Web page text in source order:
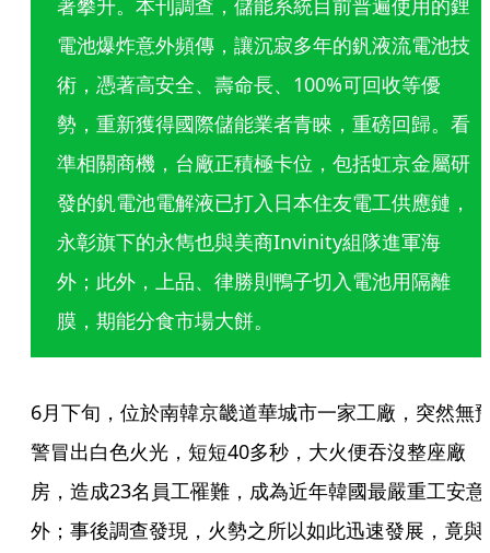
著攀升。本刊調查，儲能系統目前普遍使用的鋰
電池爆炸意外頻傳，讓沉寂多年的釩液流電池技
術，憑著高安全、壽命長、100%可回收等優
勢，重新獲得國際儲能業者青睞，重磅回歸。看
準相關商機，台廠正積極卡位，包括虹京金屬研
發的釩電池電解液已打入日本住友電工供應鏈，
永彰旗下的永雋也與美商Invinity組隊進軍海
外；此外，上品、律勝則鴨子切入電池用隔離
膜，期能分食市場大餅。
6月下旬，位於南韓京畿道華城市一家工廠，突然無
警冒出白色火光，短短40多秒，大火便吞沒整座廠
房，造成23名員工罹難，成為近年韓國最嚴重工安意
外；事後調查發現，火勢之所以如此迅速發展，竟與